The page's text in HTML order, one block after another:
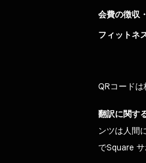
会費の徴収
フィットネ
QRコードは
翻訳に関す
ンツは人間
でSquare